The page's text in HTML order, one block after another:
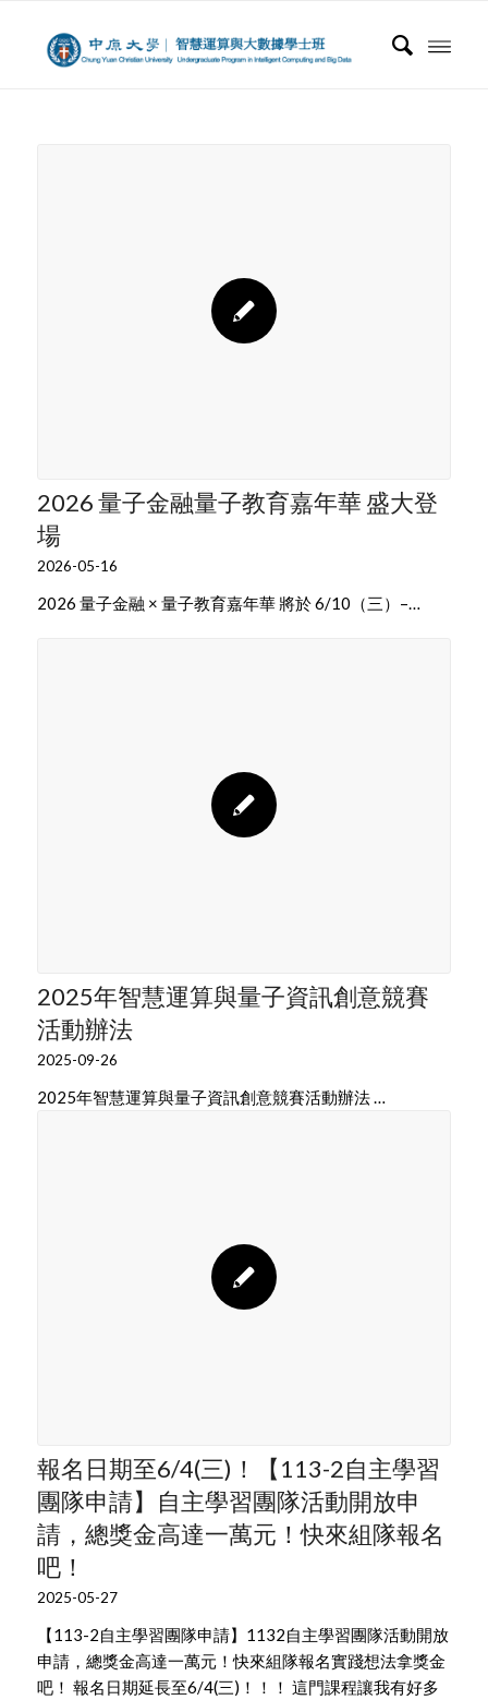
2026 量子金融量子教育嘉年華 盛大登
場
2026-05-16
2026 量子金融 × 量子教育嘉年華 將於 6/10（三）–…
2025年智慧運算與量子資訊創意競賽
活動辦法
2025-09-26
2025年智慧運算與量子資訊創意競賽活動辦法 …
報名日期至6/4(三)！【113-2自主學習
團隊申請】自主學習團隊活動開放申
請，總獎金高達一萬元！快來組隊報名
吧！
2025-05-27
【113-2自主學習團隊申請】1132自主學習團隊活動開放
申請，總獎金高達一萬元！快來組隊報名實踐想法拿獎金
吧！ 報名日期延長至6/4(三)！！！ 這門課程讓我有好多